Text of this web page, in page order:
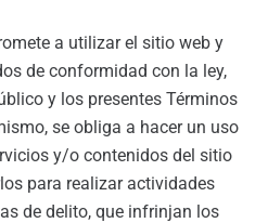
a utilizar el sitio web y
de conformidad con la ley,
y los presentes Términos
se obliga a hacer un uso
y/o contenidos del sitio
para realizar actividades
de delito, que infrinjan los